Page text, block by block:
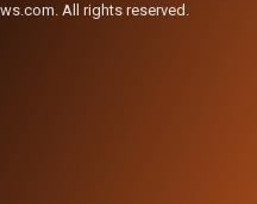
All rights reserved.